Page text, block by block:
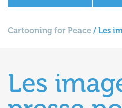
Cartooning for Peace / Les
Les